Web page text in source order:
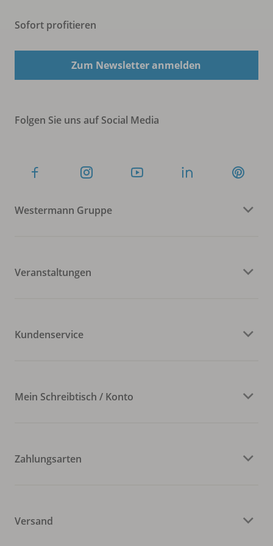
Sofort profitieren
Zum Newsletter anmelden
Folgen Sie uns auf Social Media
Westermann Gruppe
Veranstaltungen
Kundenservice
Mein Schreibtisch / Konto
Zahlungsarten
Versand